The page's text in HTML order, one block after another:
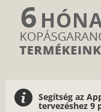
Segítség az
tervezéshez 9